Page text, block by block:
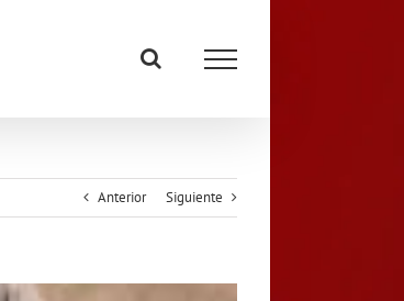
Anterior Siguiente